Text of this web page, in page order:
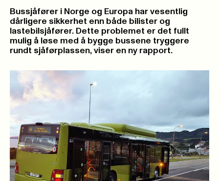
Bussjåfører i Norge og Europa har vesentlig
dårligere sikkerhet enn både bilister og
lastebilsjåfører. Dette problemet er det fullt
mulig å løse med å bygge bussene tryggere
rundt sjåførplassen, viser en ny rapport.